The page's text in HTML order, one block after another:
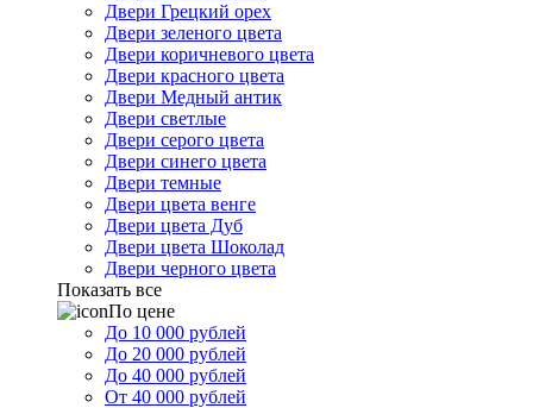
Двери Грецкий орех
Двери зеленого цвета
Двери коричневого цвета
Двери красного цвета
Двери Медный антик
Двери светлые
Двери серого цвета
Двери синего цвета
Двери темные
Двери цвета венге
Двери цвета Дуб
Двери цвета Шоколад
Двери черного цвета
Показать все
По цене
До 10 000 рублей
До 20 000 рублей
До 40 000 рублей
От 40 000 рублей